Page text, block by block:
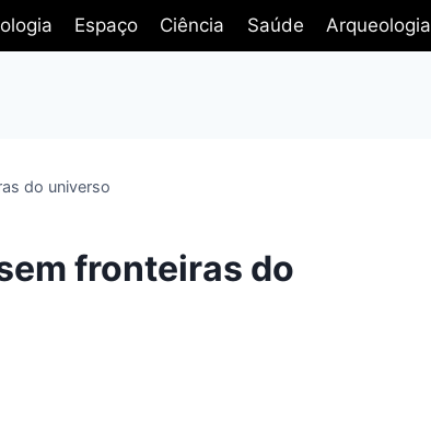
Espaço Ciência Saúde Arqueologia
do universo
fronteiras do